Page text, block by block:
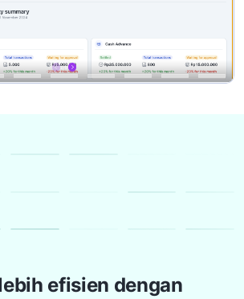
efisien dengan